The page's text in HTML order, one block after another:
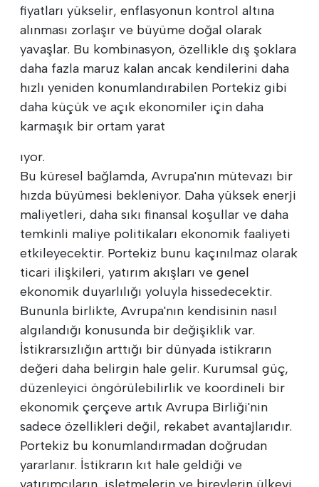
fiyatları yükselir, enflasyonun kontrol altına
alınması zorlaşır ve büyüme doğal olarak
yavaşlar. Bu kombinasyon, özellikle dış şoklara
daha fazla maruz kalan ancak kendilerini daha
hızlı yeniden konumlandırabilen Portekiz gibi
daha küçük ve açık ekonomiler için daha
karmaşık bir ortam yarat
ıyor.
Bu küresel bağlamda, Avrupa'nın mütevazı bir
hızda büyümesi bekleniyor. Daha yüksek enerji
maliyetleri, daha sıkı finansal koşullar ve daha
temkinli maliye politikaları ekonomik faaliyeti
etkileyecektir. Portekiz bunu kaçınılmaz olarak
ticari ilişkileri, yatırım akışları ve genel
ekonomik duyarlılığı yoluyla hissedecektir.
Bununla birlikte, Avrupa'nın kendisinin nasıl
algılandığı konusunda bir değişiklik var.
İstikrarsızlığın arttığı bir dünyada istikrarın
değeri daha belirgin hale gelir. Kurumsal güç,
düzenleyici öngörülebilirlik ve koordineli bir
ekonomik çerçeve artık Avrupa Birliği'nin
sadece özellikleri değil, rekabet avantajlarıdır.
Portekiz bu konumlandırmadan doğrudan
yararlanır. İstikrarın kıt hale geldiği ve